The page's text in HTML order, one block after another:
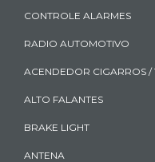
CONTROLE ALARMES
RADIO AUTOMOTIVO
ACENDEDOR CIGARROS
ALTO FALANTES
BRAKE LIGHT
ANTENA